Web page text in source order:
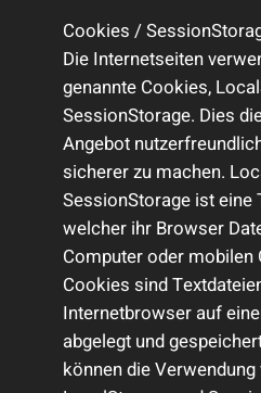
Cookies /
Die Internetseiten
genannte Cookies,
SessionStorage. Dies
Angebot
sicherer zu machen.
SessionStorage ist eine
welcher ihr Browser
Computer oder mobilen
Cookies sind
Internetbrowser auf
abgelegt und
können die